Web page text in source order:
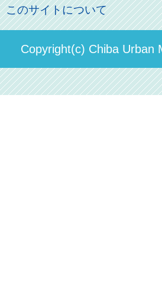
パスモのご案内
ステーションギャラリー
駅構内出店者様募集
お問い合わせ先
社長ごあいさつ
決算概要
輸送人員の推移（PDF）
このサイトについて
Copyright(c) Chiba Urban